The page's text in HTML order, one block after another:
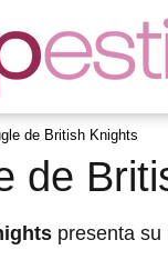
de British Knights
de
presenta